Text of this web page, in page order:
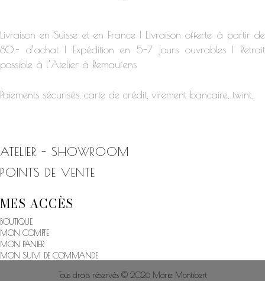
Livraison en Suisse et en France | Livraison offerte à partir de
80.- d’achat | Expédition en 5-7 jours ouvrables | Retrait
possible à l’Atelier à Remaufens
Paiements sécurisés, carte de crédit, virement bancaire, twint.
ATELIER - SHOWROOM
POINTS DE VENTE
MES ACCÈS
BOUTIQUE
MON COMPTE
MON PANIER
MON SUIVI DE COMMANDE
Tous droits réservés © 2026 Marie Montibert